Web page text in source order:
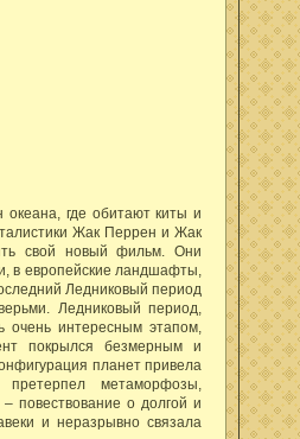
океана, где обитают киты и
Жак Перрен и Жак
свой новый фильм. Они
в европейские ландшафты,
Ледниковый период
Ледниковый период,
очень интересным этапом,
покрылся безмерным и
планет привела
метаморфозы,
повествование о долгой и
и неразрывно связала